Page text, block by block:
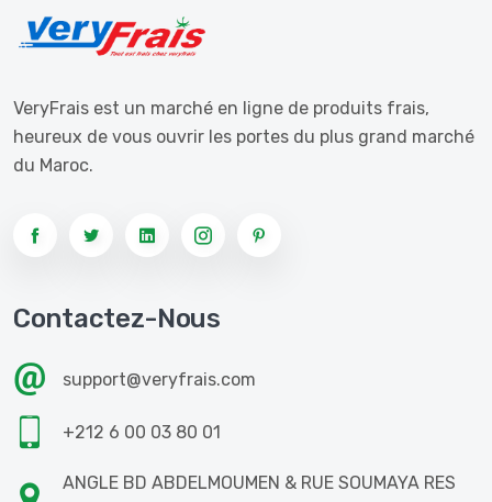
VeryFrais est un marché en ligne de produits frais,
heureux de vous ouvrir les portes du plus grand marché
du Maroc.
Contactez-Nous
support@veryfrais.com
+212 6 00 03 80 01
ANGLE BD ABDELMOUMEN & RUE SOUMAYA RES